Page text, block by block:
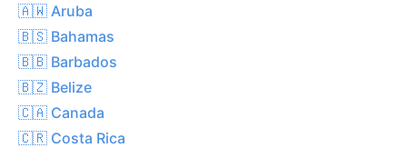
🇦🇼 Aruba
🇧🇸 Bahamas
🇧🇧 Barbados
🇧🇿 Belize
🇨🇦 Canada
🇨🇷 Costa Rica